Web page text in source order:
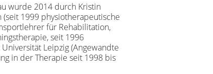
wurde 2014 durch Kristin
1999 physiotherapeutische
für Rehabilitation,
seit 1996
Leipzig (Angewandte
in der Therapie seit 1998 bis